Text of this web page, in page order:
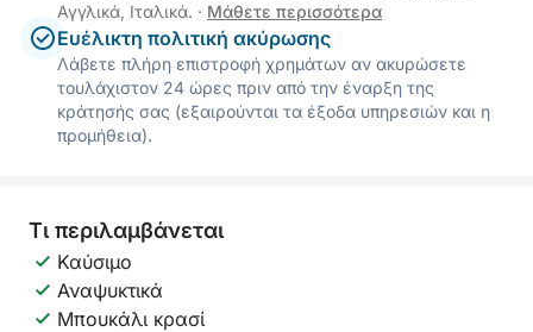
Αγγλικά, Ιταλικά. · Μάθετε περισσότερα
Ευέλικτη πολιτική ακύρωσης
Λάβετε πλήρη επιστροφή χρημάτων αν ακυρώσετε
τουλάχιστον 24 ώρες πριν από την έναρξη της
κράτησής σας (εξαιρούνται τα έξοδα υπηρεσιών και η
προμήθεια).
Τι περιλαμβάνεται
Καύσιμο
Αναψυκτικά
Μπουκάλι κρασί